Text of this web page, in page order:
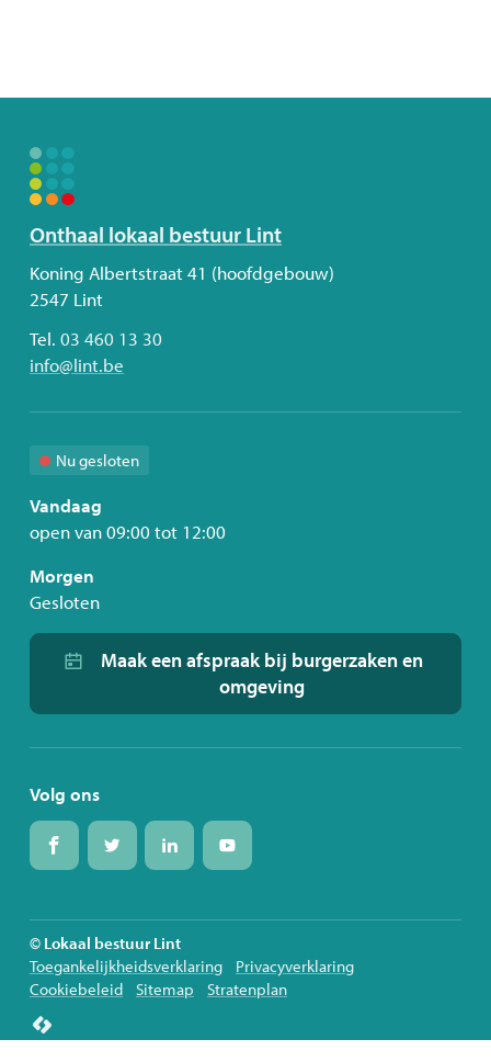
Volg
ons
Onthaal lokaal bestuur Lint
Adres
Koning Albertstraat 41 (hoofdgebouw)
2547 Lint
Tel. 03 460 13 30
E-
info@lint.be
Nu gesloten
Vandaag
open van09:00 tot 12:00
Morgen
Gesloten
Maak een afspraak bij burgerzaken en
omgeving
Volg ons
Volg
ons
Volg
ons
Volg
ons
Volg
ons
© Lokaal bestuur Lint
Toegankelijkheidsverklaring
Privacyverklaring
Cookiebeleid
Sitemap
Stratenplan
2026